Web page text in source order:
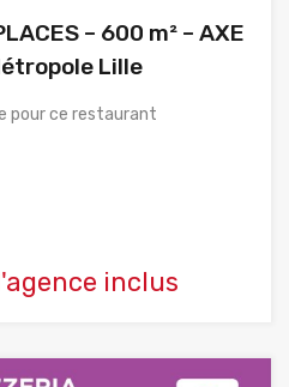
– 600 m² – AXE
Lille
pour ce restaurant
inclus